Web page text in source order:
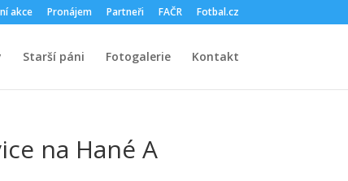
akce Pronájem Partneři FAČR Fotbal.cz
Starší páni Fotogalerie Kontakt
na Hané A